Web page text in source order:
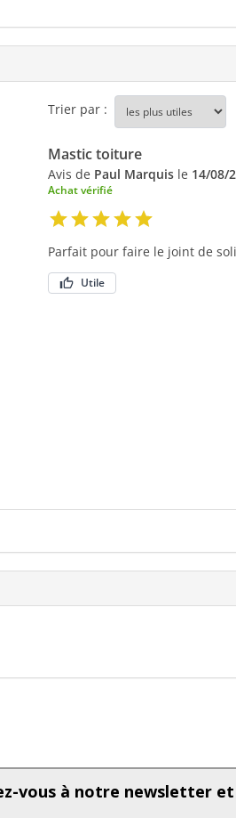
Trier par :
Mastic toiture
Avis de Paul Marquis le 14/08/
Achat vérifié
Parfait pour faire le joint de
Utile